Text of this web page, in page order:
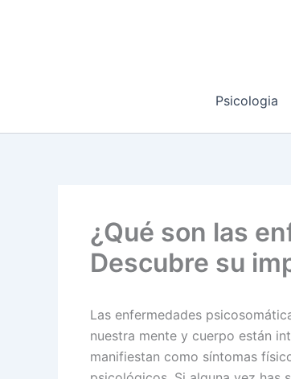
Psicologia
¿Qué son las
Descubre su
Las enfermedades
nuestra mente y cuerpo están
manifiestan como síntomas